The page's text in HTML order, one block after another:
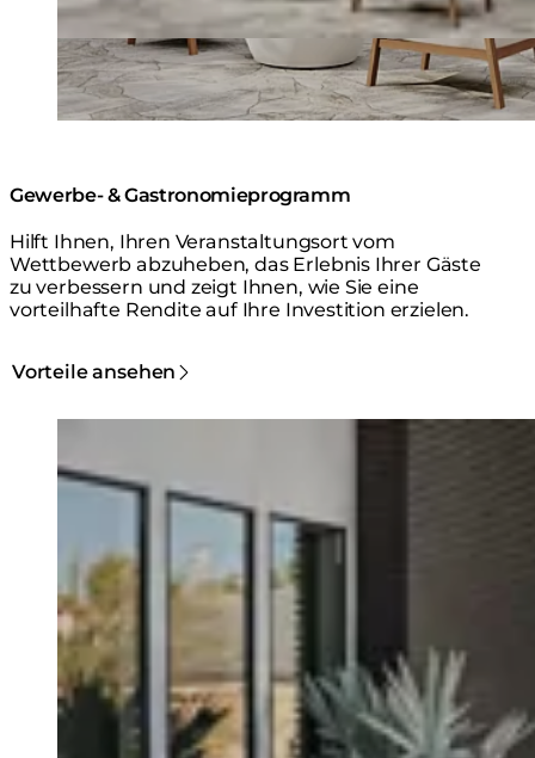
Gewerbe- & Gastronomieprogramm
Hilft Ihnen, Ihren Veranstaltungsort vom
Wettbewerb abzuheben, das Erlebnis Ihrer Gäste
zu verbessern und zeigt Ihnen, wie Sie eine
vorteilhafte Rendite auf Ihre Investition erzielen.
Vorteile ansehen